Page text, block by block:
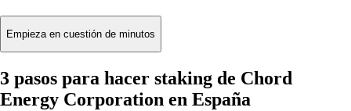
Empieza en cuestión de minutos
3 pasos para hacer staking de Chord
Energy Corporation en España